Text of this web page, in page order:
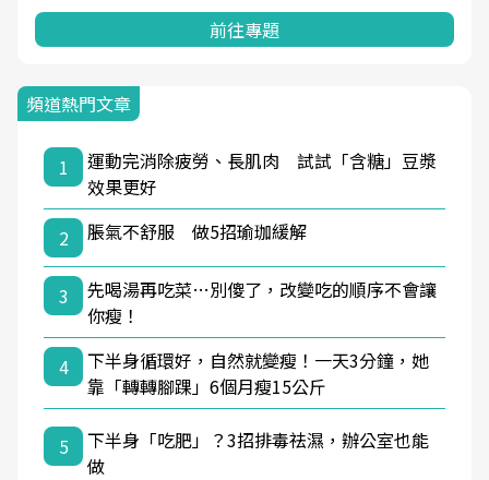
前往專題
頻道熱門文章
1
運動完消除疲勞、長肌肉 試試「含糖」豆漿
效果更好
2
脹氣不舒服 做5招瑜珈緩解
3
先喝湯再吃菜…別傻了，改變吃的順序不會讓
你瘦！
4
下半身循環好，自然就變瘦！一天3分鐘，她
靠「轉轉腳踝」6個月瘦15公斤
5
下半身「吃肥」？3招排毒祛濕，辦公室也能
做